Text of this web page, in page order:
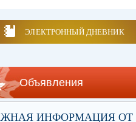
ЭЛЕКТРОННЫЙ ДНЕВНИК
Объявления
ИНФОРМАЦИЯ ОТ